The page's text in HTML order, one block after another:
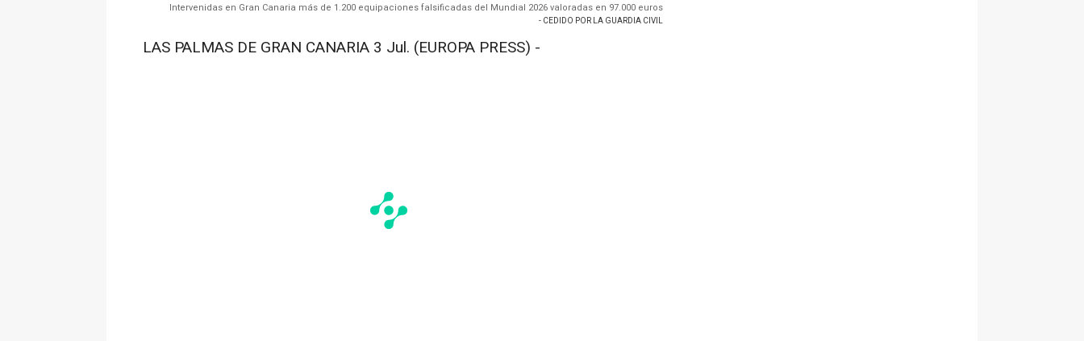
Intervenidas en Gran Canaria más de 1.200 equipaciones falsificadas del Mundial 2026 valoradas en 97.000 euros
- CEDIDO POR LA GUARDIA CIVIL
LAS PALMAS DE GRAN CANARIA 3 Jul. (EUROPA PRESS) -